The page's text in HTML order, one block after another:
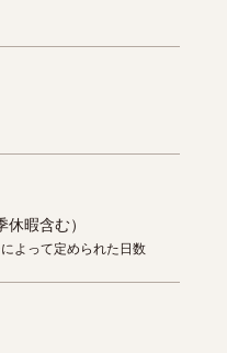
暇含む）
よって定められた日数